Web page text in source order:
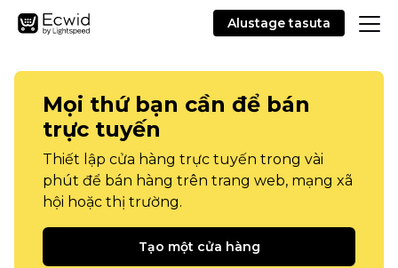
Alustage tasuta
Mọi thứ bạn cần để bán
trực tuyến
Thiết lập cửa hàng trực tuyến trong vài
phút để bán hàng trên trang web, mạng xã
hội hoặc thị trường.
Tạo một cửa hàng